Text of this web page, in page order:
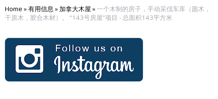
Home »有用信息 » 加拿大木屋 » 一个木制的房子，手动采伐车库（圆木，
干原木，胶合木材）。 “143号房屋”项目 - 总面积143平方米